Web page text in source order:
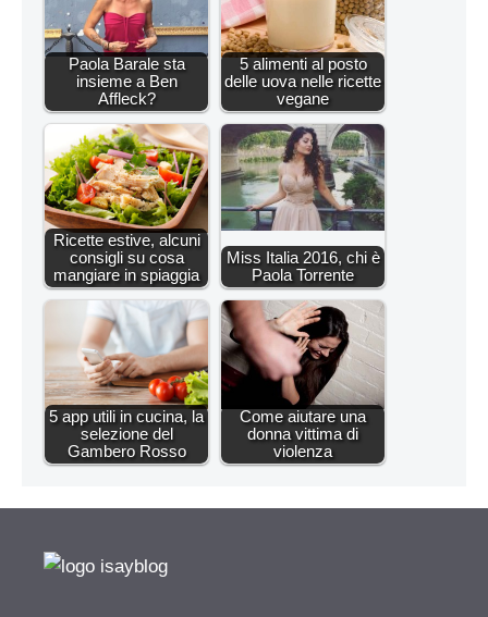
Paola Barale sta
insieme a Ben
Affleck?
5 alimenti al posto
delle uova nelle ricette
vegane
Ricette estive, alcuni
consigli su cosa
mangiare in spiaggia
Miss Italia 2016, chi è
Paola Torrente
5 app utili in cucina, la
selezione del
Gambero Rosso
Come aiutare una
donna vittima di
violenza